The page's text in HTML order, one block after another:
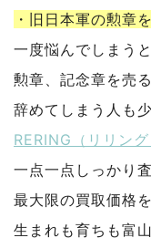
・旧日本軍の勲章
一度悩んでしまうと
勲章、記念章を売
辞めてしまう人も
RERING（リリング
一点一点しっかり
最大限の買取価格
生まれも育ちも富